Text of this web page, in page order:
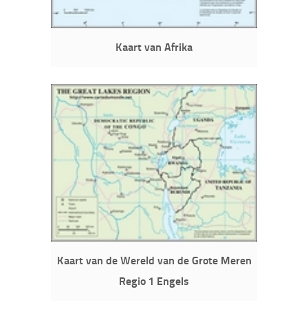
Kaart van Afrika
Kaart van de Wereld van de Grote Meren
Regio 1 Engels